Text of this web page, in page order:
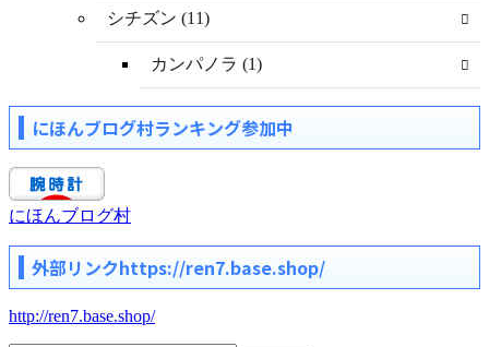
シチズン (11)
カンパノラ (1)
にほんブログ村ランキング参加中
にほんブログ村
外部リンクhttps://ren7.base.shop/
http://ren7.base.shop/